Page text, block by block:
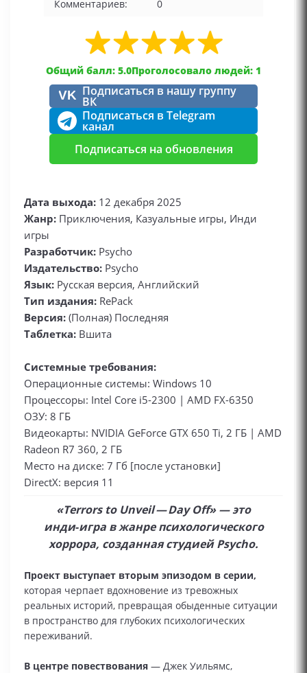
Комментариев:
0
Общий балл: 5.0Проголосовало людей: 1
VK Подписаться в нашу группу
ВК
Подписаться в Telegram
канал
Подписаться на обновления
Дата выхода: 12 декабря 2025
Жанр: Приключения, Казуальные игры, Инди
игры
Разработчик: Psycho
Издательство: Psycho
Язык: Русская версия, Английский
Тип издания: RePack
Версия: (Полная) Последняя
Таблетка: Вшита
Системные требования:
Операционные системы: Windows 10
Процессоры: Intel Core i5-2300 | AMD FX-6350
ОЗУ: 8 ГБ
Видеокарты: NVIDIA GeForce GTX 650 Ti, 2 ГБ | AMD
Radeon R7 360, 2 ГБ
Место на диске: 7 Гб [после установки]
DirectX: версия 11
«Terrors to Unveil — Day Off» — это
инди‑игра в жанре психологического
хоррора, созданная студией Psycho.
Проект выступает вторым эпизодом в серии,
которая черпает вдохновение из тревожных
реальных историй, превращая обыденные ситуации
в пространство для глубоких психологических
переживаний.
В центре повествования — Джек Уильямс,